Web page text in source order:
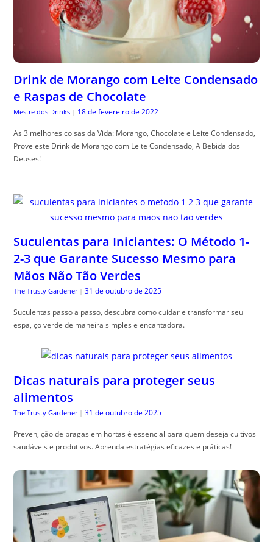
Drink de Morango com Leite Condensado
e Raspas de Chocolate
Mestre dos Drinks | 18 de fevereiro de 2022
As 3 melhores coisas da Vida: Morango, Chocolate e Leite Condensado,
Prove este Drink de Morango com Leite Condensado, A Bebida dos
Deuses!
Suculentas para Iniciantes: O Método 1-
2-3 que Garante Sucesso Mesmo para
Mãos Não Tão Verdes
The Trusty Gardener | 31 de outubro de 2025
Suculentas passo a passo, descubra como cuidar e transformar seu
espa, ço verde de maneira simples e encantadora.
Dicas naturais para proteger seus
alimentos
The Trusty Gardener | 31 de outubro de 2025
Preven, ção de pragas em hortas é essencial para quem deseja cultivos
saudáveis e produtivos. Aprenda estratégias eficazes e práticas!